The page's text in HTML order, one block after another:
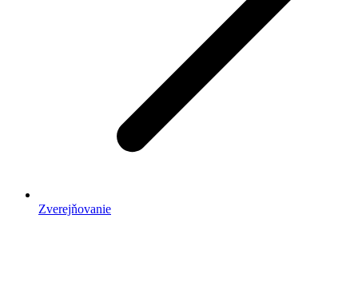
Zverejňovanie